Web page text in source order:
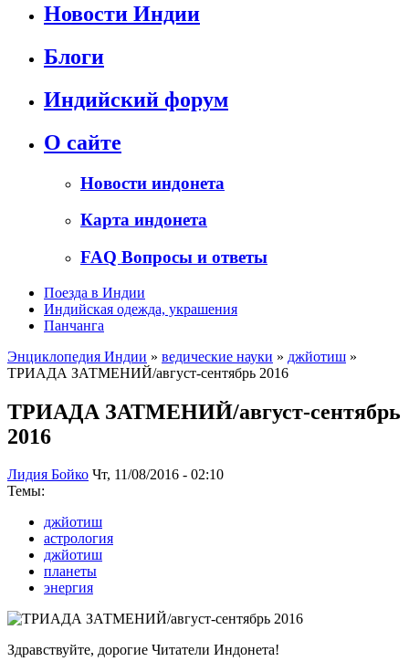
Новости Индии
Блоги
Индийский форум
О сайте
Новости индонета
Карта индонета
FAQ Вопросы и ответы
Поезда в Индии
Индийская одежда, украшения
Панчанга
Энциклопедия Индии » ведические науки » джйотиш »
ТРИАДА ЗАТМЕНИЙ/август-сентябрь 2016
ТРИАДА ЗАТМЕНИЙ/август-сентябрь
2016
Лидия Бойко Чт, 11/08/2016 - 02:10
Темы:
джйотиш
астрология
джйотиш
планеты
энергия
Здравствуйте, дорогие Читатели Индонета!